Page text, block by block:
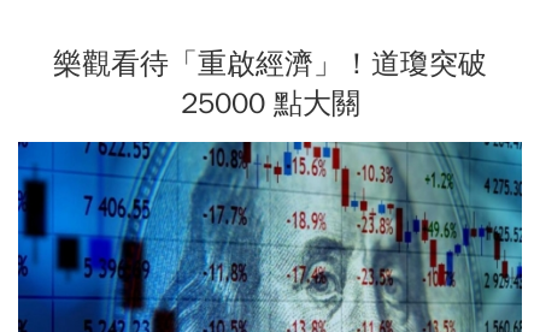
樂觀看待「重啟經濟」！道瓊突破
25000 點大關